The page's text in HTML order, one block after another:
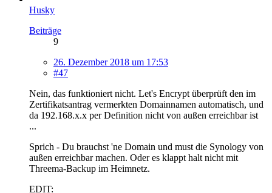
Husky
Beiträge
9
26. Dezember 2018 um 17:53
#47
Nein, das funktioniert nicht. Let's Encrypt überprüft den im
Zertifikatsantrag vermerkten Domainnamen automatisch, und
da 192.168.x.x per Definition nicht von außen erreichbar ist
...
Sprich - Du brauchst 'ne Domain und must die Synology von
außen erreichbar machen. Oder es klappt halt nicht mit
Threema-Backup im Heimnetz.
EDIT: